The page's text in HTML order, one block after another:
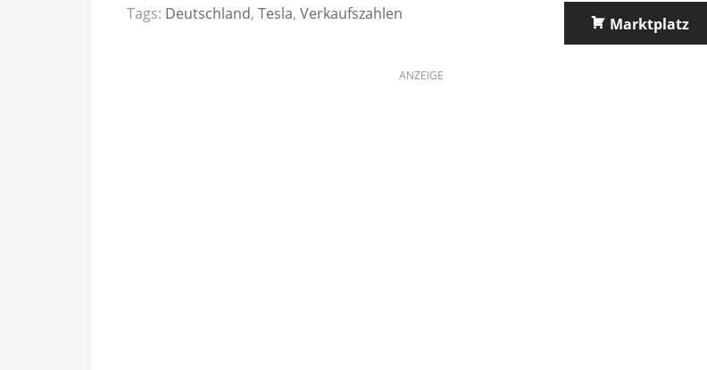
Tags: Deutschland, Tesla, Verkaufszahlen
Marktplatz
ANZEIGE